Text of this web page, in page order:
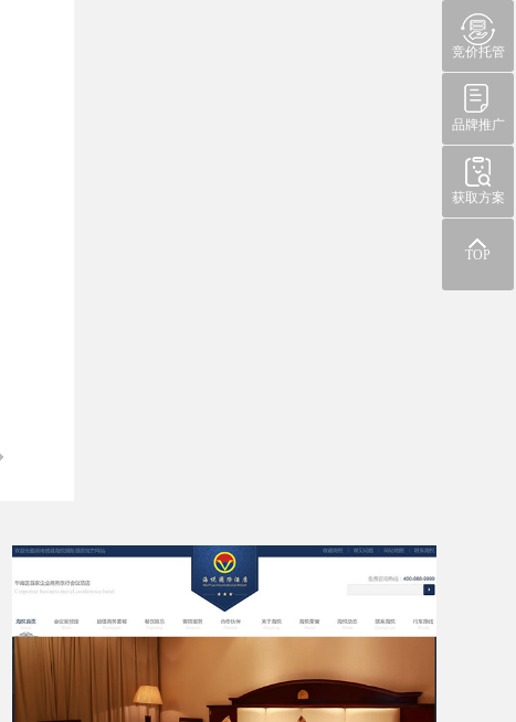
竞价托管
品牌推广
获取方案
TOP